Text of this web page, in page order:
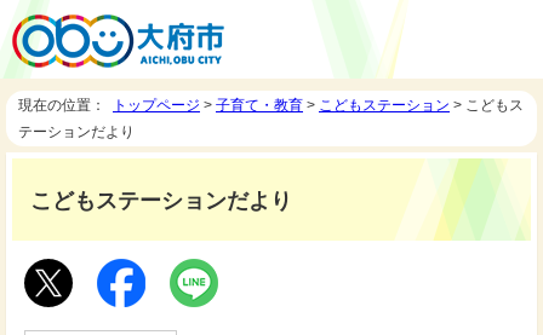
現在の位置： トップページ > 子育て・教育 > こどもステーション > こどもス
テーションだより
こどもステーションだより